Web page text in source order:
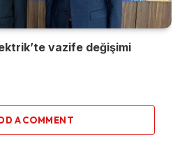
vazife değişimi
A COMMENT